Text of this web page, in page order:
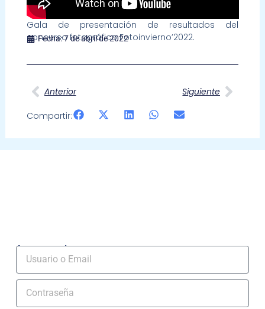
Gala de presentación de resultados del
concurso fotográfico Fotoinvierno’2022.
Fecha:7 de abril de 2022
Ant
Anterior Siguiente
Compartir:
Acceso socios